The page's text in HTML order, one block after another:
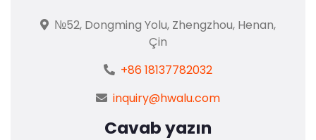
№52, Dongming Yolu, Zhengzhou, Henan,
Çin
+86 18137782032
inquiry@hwalu.com
Cavab yazın